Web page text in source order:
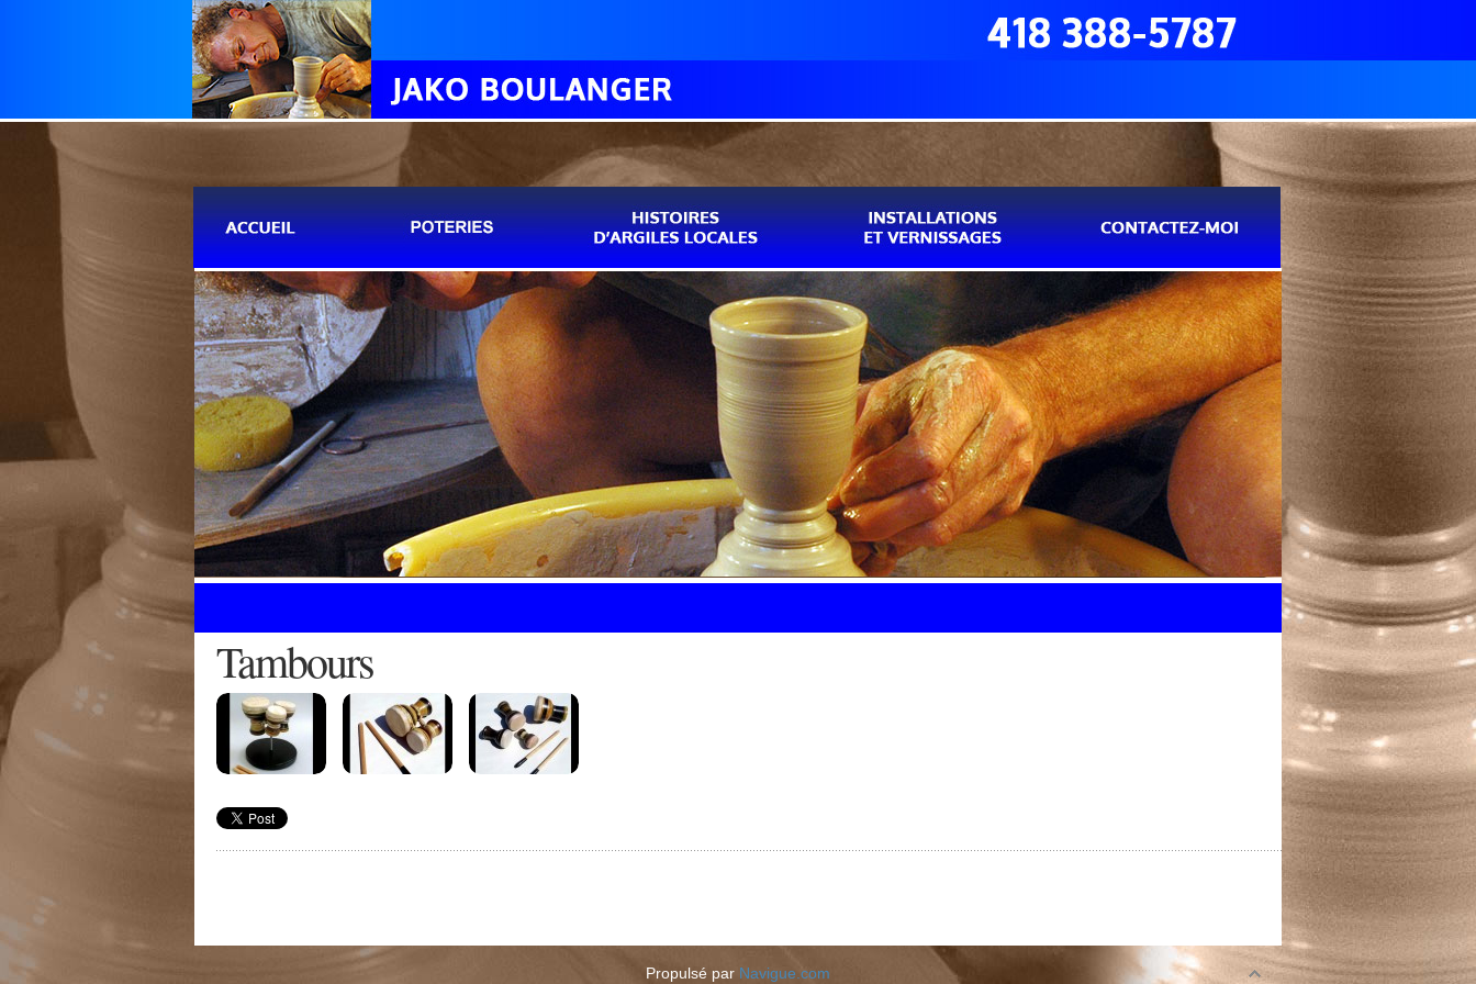
Tambours
Propulsé par Navigue.com